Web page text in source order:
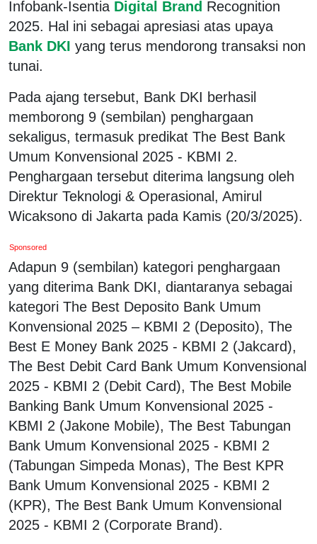
Infobank-Isentia Digital Brand Recognition
2025. Hal ini sebagai apresiasi atas upaya
Bank DKI yang terus mendorong transaksi non
tunai.
Pada ajang tersebut, Bank DKI berhasil
memborong 9 (sembilan) penghargaan
sekaligus, termasuk predikat The Best Bank
Umum Konvensional 2025 - KBMI 2.
Penghargaan tersebut diterima langsung oleh
Direktur Teknologi & Operasional, Amirul
Wicaksono di Jakarta pada Kamis (20/3/2025).
Sponsored
Adapun 9 (sembilan) kategori penghargaan
yang diterima Bank DKI, diantaranya sebagai
kategori The Best Deposito Bank Umum
Konvensional 2025 – KBMI 2 (Deposito), The
Best E Money Bank 2025 - KBMI 2 (Jakcard),
The Best Debit Card Bank Umum Konvensional
2025 - KBMI 2 (Debit Card), The Best Mobile
Banking Bank Umum Konvensional 2025 -
KBMI 2 (Jakone Mobile), The Best Tabungan
Bank Umum Konvensional 2025 - KBMI 2
(Tabungan Simpeda Monas), The Best KPR
Bank Umum Konvensional 2025 - KBMI 2
(KPR), The Best Bank Umum Konvensional
2025 - KBMI 2 (Corporate Brand).